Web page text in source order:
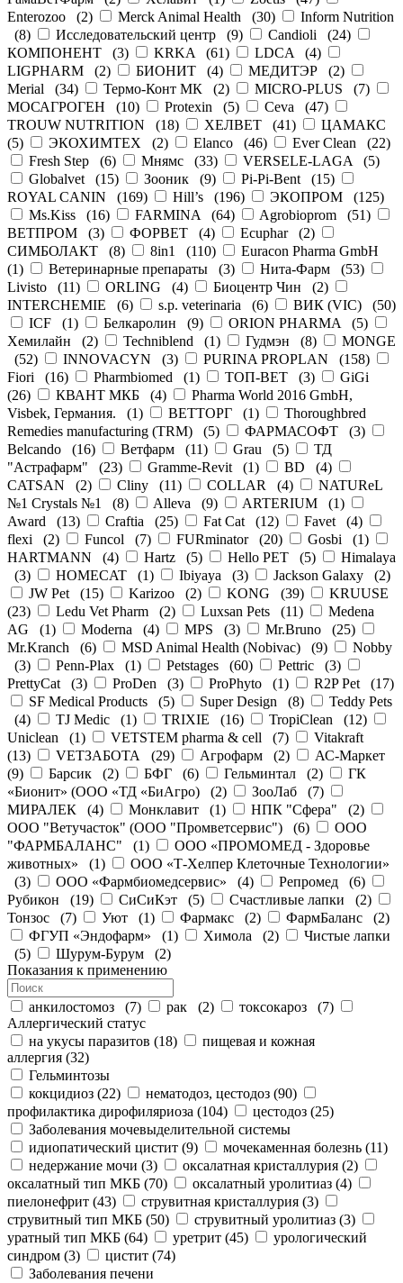
Enterozoo (2) Merck Animal Health (30)
Inform Nutrition
(8) Исследовательский центр (9) Candioli (24)
КОМПОНЕНТ (3) KRKA (61) LDCA (4)
LIGPHARM (2) БИОНИТ (4) МЕДИТЭР (2)
Merial (34) Термо-Конт МК (2) MICRO-PLUS (7)
МОСАГРОГЕН (10) Protexin (5) Ceva (47)
TROUW NUTRITION (18) ХЕЛВЕТ (41)
ЦАМАКС
(5) ЭКОХИМТЕХ (2) Elanco (46) Ever Clean (22)
Fresh Step (6) Мнямс (33) VERSELE-LAGA (5)
Globalvet (15) Зооник (9) Pi-Pi-Bent (15)
ROYAL CANIN (169) Hill’s (196) ЭКОПРОМ (125)
Ms.Kiss (16) FARMINA (64) Agrobioprom (51)
ВЕТПРОМ (3) ФОРВЕТ (4) Ecuphar(2)
СИМБОЛАКТ (8) 8in1 (110)
Euracon Pharma GmbH
(1) Ветеринарные препараты (3) Нита-Фарм (53)
Livisto (11) ORLING (4) Биоцентр Чин (2)
INTERCHEMIE (6) s.p. veterinaria (6) ВИК (VIC) (50)
ICF (1) Белкаролин (9) ORION PHARMA (5)
Хемилайн (2) Techniblend (1) Гудмэн (8)
MONGE
(52) INNOVACYN (3) PURINA PROPLAN (158)
Fiori (16) Pharmbiomed (1) ТОП-ВЕТ (3)
GiGi
(26) КВАНТ МКБ (4)
Pharma World 2016 GmbH,
Visbek, Германия. (1) ВЕТТОРГ (1)
Thoroughbred
Remedies manufacturing (TRM) (5) ФАРМАСОФТ (3)
Belcando (16) Ветфарм (11) Grau (5)
ТД
"Астрафарм" (23) Gramme-Revit (1) BD (4)
CATSAN (2) Cliny (11) COLLAR (4)
NATUReL
№1 Crystals №1
(8) Alleva (9) ARTERIUM (1)
Award (13) Craftia (25) Fat Cat (12) Favet (4)
flexi (2) Funcol (7) FURminator(20) Gosbi (1)
HARTMANN (4) Hartz (5) Hello PET (5)
Himalaya
(3) HOMECAT (1) Ibiyaya (3) Jackson Galaxy (2)
JW Pet (15) Karizoo (2) KONG (39)
KRUUSE
(23) Ledu Vet Pharm (2) Luxsan Pets (11)
Medena
AG (1) Moderna (4) MPS (3) Mr.Bruno (25)
Mr.Kranch (6) MSD Animal Health (Nobivac) (9)
Nobby
(3) Penn-Plax (1) Petstages (60) Pettric (3)
PrettyCat (3) ProDen (3) ProPhyto (1) R2P Pet (17)
SF Medical Products (5) Super Design (8)
Teddy Pets
(4) TJ Medic (1) TRIXIE (16) TropiClean (12)
Uniclean (1) VETSTEM pharma & cell (7)
Vitakraft
(13) VЕТЗАБОТА (29) Агрофарм (2)
АС-Маркет
(9) Барсик (2) БФГ (6) Гельминтал (2)
ГК
«Бионит» (ООО «ТД «БиАгро) (2) ЗооЛаб (7)
МИРАЛЕК (4) Монклавит (1) НПК "Сфера" (2)
ООО "Ветучасток" (ООО "Промветсервис") (6)
ООО
"ФАРМБАЛАНС" (1)
ООО «ПРОМОМЕД - Здоровье
животных» (1)
ООО «Т-Хелпер Клеточные Технологии»
(3) ООО «Фармбиомедсервис» (4) Репромед (6)
Рубикон (19) СиСиКэт (5) Счастливые лапки (2)
Тонзос (7) Уют (1) Фармакс (2) ФармБаланс (2)
ФГУП «Эндофарм» (1) Химола (2)
Чистые лапки
(5) Шурум-Бурум (2)
Показания к применению
анкилостомоз (7) рак (2) токсокароз (7)
Аллергический статус
на укусы паразитов (18)
пищевая и кожная
аллергия (32)
Гельминтозы
кокцидиоз (22) нематодоз, цестодоз (90)
профилактика дирофиляриоза (104) цестодоз (25)
Заболевания мочевыделительной системы
идиопатический цистит (9) мочекаменная болезнь (11)
недержание мочи (3) оксалатная кристаллурия (2)
оксалатный тип МКБ (70) оксалатный уролитиаз (4)
пиелонефрит (43) струвитная кристаллурия (3)
струвитный тип МКБ (50) струвитный уролитиаз (3)
уратный тип МКБ (64) уретрит (45)
урологический
синдром (3) цистит (74)
Заболевания печени